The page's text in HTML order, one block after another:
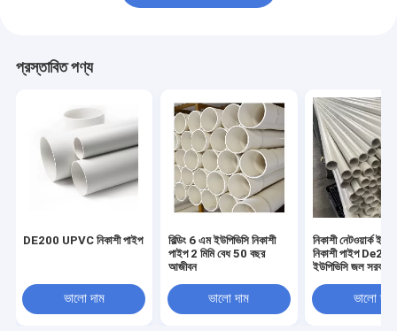
প্রস্তাবিত পণ্য
DE200 UPVC নিকাশী পাইপ
ভালো দাম
বিল্ডিং 6 এম ইউপিভিসি নিকাশী
পাইপ 2 মিমি বেধ 50 বছর
আজীবন
ভালো দাম
নিকাশী নেটওয়ার্ক
নিকাশী পাইপ De200
ইউপিভিসি জল
ভালো দাম